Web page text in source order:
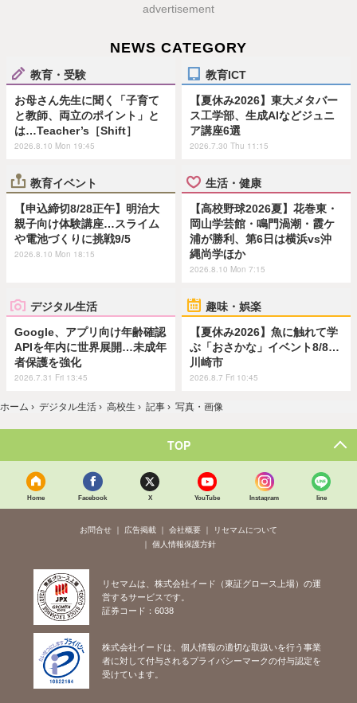
advertisement
NEWS CATEGORY
教育・受験
お母さん先生に聞く「子育て
と教師、両立のポイント」と
は…Teacher’s［Shift］
2026.8.10 Mon 19:45
教育ICT
【夏休み2026】東大メタバー
ス工学部、生成AIなどジュニ
ア講座6選
2026.7.30 Thu 11:15
教育イベント
【申込締切8/28正午】明治大
親子向け体験講座…スライム
や電池づくりに挑戦9/5
2026.8.10 Mon 18:15
生活・健康
【高校野球2026夏】花巻東・
岡山学芸館・鳴門渦潮・霞ケ
浦が勝利、第6日は横浜vs沖
縄尚学ほか
2026.8.10 Mon 7:15
デジタル生活
Google、アプリ向け年齢確認
APIを年内に世界展開…未成年
者保護を強化
2026.7.31 Fri 13:45
趣味・娯楽
【夏休み2026】魚に触れて学
ぶ「おさかな」イベント8/8…
川崎市
2026.8.7 Fri 10:45
ホーム › デジタル生活 › 高校生 › 記事 › 写真・画像
TOP
Home Facebook X YouTube Instagram line
お問合せ 広告掲載 会社概要
リセマムについて
個人情報保護方針
リセマムは、株式会社イード（東証グロース上場）の運
営するサービスです。
証券コード：6038
株式会社イードは、個人情報の適切な取扱いを行う事業
者に対して付与されるプライバシーマークの付与認定を
受けています。